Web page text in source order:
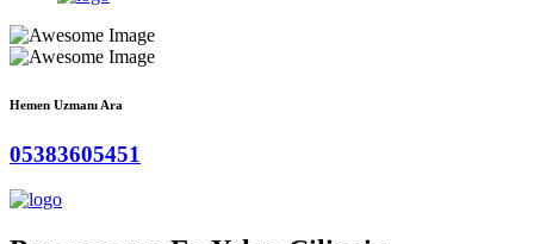
Hemen Uzmanı Ara
05383605451